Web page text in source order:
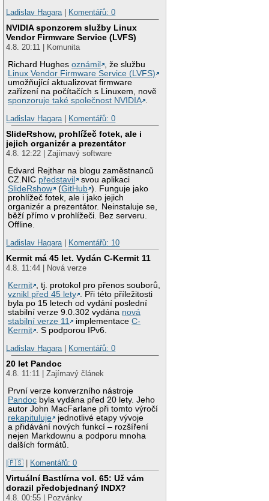
Ladislav Hagara
Komentářů: 0
NVIDIA sponzorem služby Linux
Vendor Firmware Service (LVFS)
4.8. 20:11 | Komunita
Richard Hughesoznámil
, že službu
Linux Vendor Firmware Service (LVFS)
umožňující aktualizovat firmware
zařízení na počítačích s Linuxem, nově
sponzoruje také společnost NVIDIA .
Ladislav Hagara | Komentářů: 0
SlideRshow, prohlížeč fotek, ale i
jejich organizér a prezentátor
4.8. 12:22 | Zajímavý software
Edvard Rejthar na blogu zaměstnanců
CZ.NIC představil
svou aplikaci
SlideRshow
(GitHub ). Funguje jako
prohlížeč fotek, ale i jako jejich
organizér a prezentátor. Neinstaluje se,
běží přímo v prohlížeči. Bez serveru.
Offline.
Ladislav Hagara | Komentářů: 10
Kermit má 45 let. Vydán C-Kermit 11
4.8. 11:44 | Nová verze
Kermit , tj. protokol pro přenos souborů,
vznikl před 45 lety . Při této příležitosti
byla po 15 letech od vydání poslední
stabilní verze 9.0.302 vydána nová
stabilní verze 11
implementaceC-
Kermit . S podporou IPv6.
Ladislav Hagara | Komentářů: 0
20 let Pandoc
4.8. 11:11 | Zajímavý článek
První verze konverzního nástroje
Pandoc byla vydána před 20 lety. Jeho
autor John MacFarlane při tomto výročí
rekapituluje
jednotlivé etapy vývoje
a přidávání nových funkcí – rozšíření
nejen Markdownu a podporu mnoha
dalších formátů.
|🇵🇸 | Komentářů: 0
Virtuální Bastlírna vol. 65: Už vám
dorazil předobjednaný INDX?
4.8. 00:55 | Pozvánky